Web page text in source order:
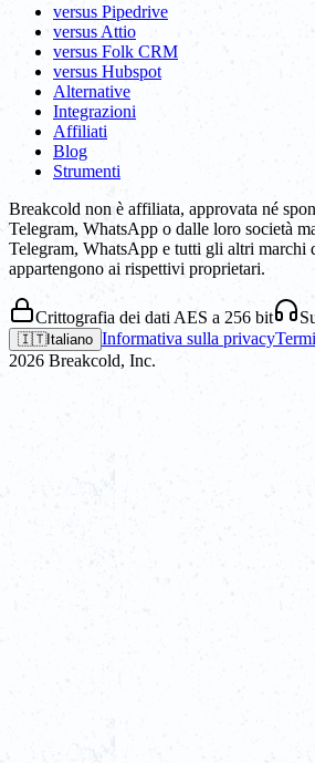
versus Pipedrive
versus Attio
versus Folk CRM
versus Hubspot
Alternative
Integrazioni
Affiliati
Blog
Strumenti
Breakcold non è affiliata, approvata né
Telegram, WhatsApp o dalle loro società
Telegram, WhatsApp e tutti gli altri marchi
appartengono ai rispettivi proprietari.
Crittografia dei dati AES a 256 bit
🇮🇹Italiano Informativa sulla privacy
2026 Breakcold, Inc.